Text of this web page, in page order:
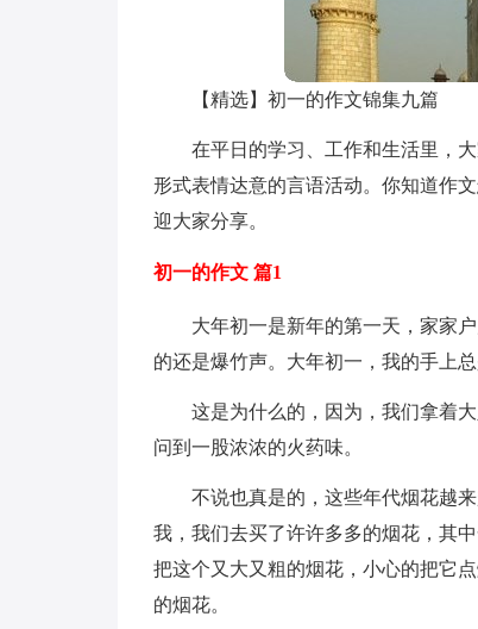
【精选】初一的作文锦集九篇
在平日的学习、工作和生活里，
形式表情达意的言语活动。你知道作
迎大家分享。
初一的作文 篇1
大年初一是新年的第一天，家家
的还是爆竹声。大年初一，我的手上
这是为什么的，因为，我们拿着
问到一股浓浓的火药味。
不说也真是的，这些年代烟花越
我，我们去买了许许多多的烟花，其
把这个又大又粗的烟花，小心的把它
的烟花。